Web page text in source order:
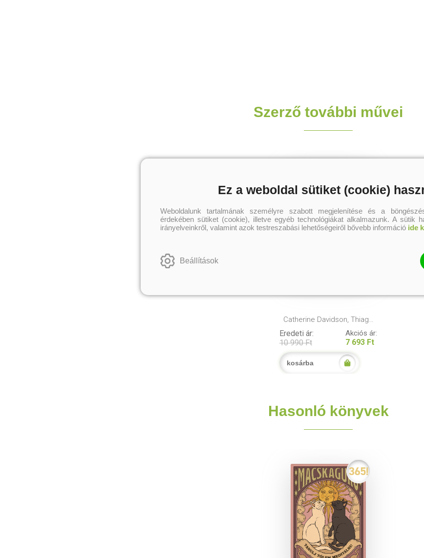
Szerző további művei
Catherine Davidson, Thiago
Eredeti ár:
10 990 Ft
Akciós ár:
7 693 Ft
kosárba
Hasonló könyvek
Ez a weboldal sütiket (cookie)
Weboldalunk tartalmának személyre szabott megjelenítése és a
érdekében sütiket (cookie), illetve egyéb technológiákat alkalmazunk. A sütik
irányelveinkről, valamint azok testreszabási lehetőségeiről bővebb információ ide
Beállítások